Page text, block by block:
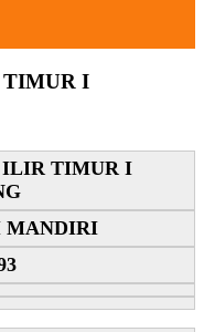
TIMUR I
ILIR TIMUR I
MANDIRI